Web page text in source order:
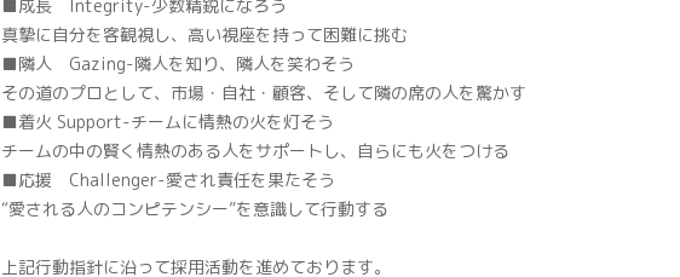
■成長 Integrity-少数精鋭になろう
真摯に自分を客観視し、高い視座を持って困難に挑む
■隣人 Gazing-隣人を知り、隣人を笑わそう
その道のプロとして、市場・自社・顧客、そして隣の席の人を驚かす
■着火 Support-チームに情熱の火を灯そう
チームの中の賢く情熱のある人をサポートし、自らにも火をつける
■応援 Challenger-愛され責任を果たそう
“愛される人のコンピテンシー”を意識して行動する
上記行動指針に沿って採用活動を進めております。